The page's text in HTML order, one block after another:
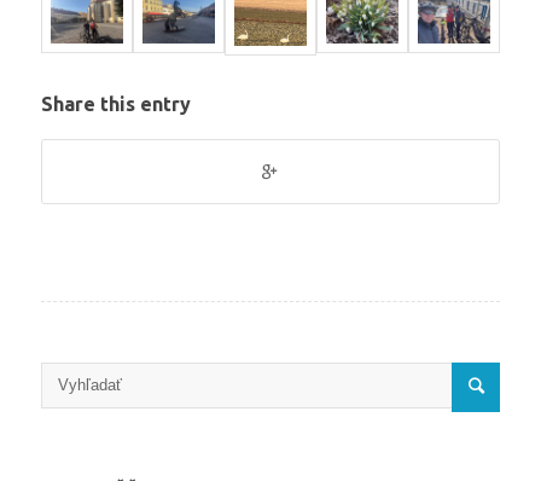
Share this entry